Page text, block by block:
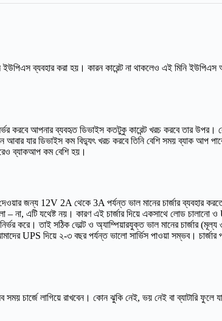
ইউপিএস ব্যবহার করা হয়। কারন কারেন্ট না থাকলেও এই মিনি
করবে আপনার ব্যবহৃত ডিভাইস কতটুকু কারেন্ট খরচ করবে তার
আবার যার ডিভাইস কম বিদ্যুৎ খরচ করবে তিনি বেশি সময় ব্যাক আপ
ব্যাকআপ কম বেশি হয়।
জন্য 12V 2A থেকে 3A পর্যন্ত ভাল মানের চার্জার ব্যবহার
এটি যথেষ্ট নয়। কারণ এই চার্জার দিয়ে একসাথে লোড চালানো ও
করে। তাই সঠিক ভোল্ট ও অ্যাম্পিয়ারযুক্ত ভাল মানের চার্জার
UPS দিয়ে ২-৩ বছর পর্যন্ত ভালো সার্ভিস পাওয়া সম্ভব।
চার্জে লাগিয়ে রাখবেন। কোন ঝুকি নেই, ভয় নেই বা ব্যাটারি ফুলে